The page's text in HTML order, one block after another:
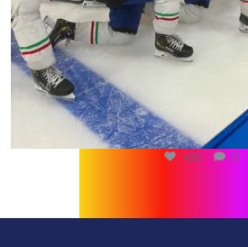
432 0